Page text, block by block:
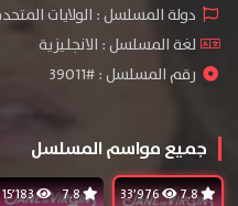
دولة المسلسل : الولايات
لغة المسلسل : الانجليزية
رقم المسلسل : #39011
جميع مواسم المسلسل
7.8 33٬976 7.8 15٬183